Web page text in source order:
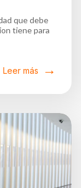
que debe
tiene para
Leer más